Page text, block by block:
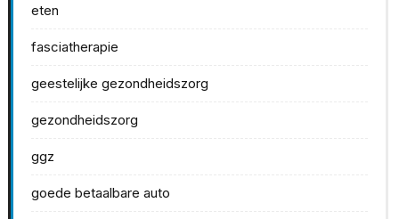
eten
fasciatherapie
geestelijke gezondheidszorg
gezondheidszorg
ggz
goede betaalbare auto